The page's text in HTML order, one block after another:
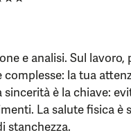
e analisi. Sul
la tua
è la chiave:
La salute fisica è
stanchezza.